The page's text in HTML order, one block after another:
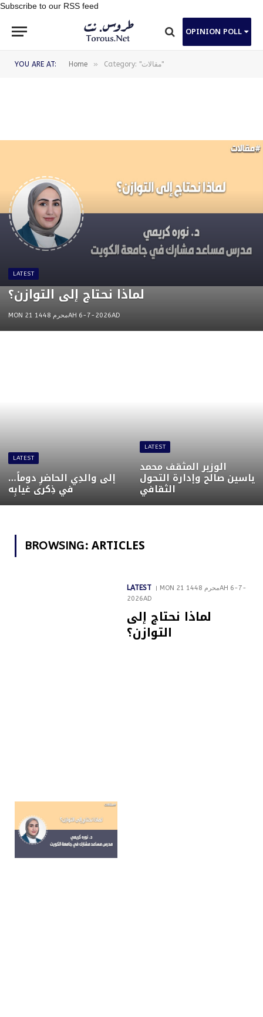
Subscribe to our RSS feed
OPINION POLL
YOU ARE AT: Home » Category: "مقالات"
LATEST
لماذا نحتاج إلى التوازن؟
MON 21 محرم 1448AH 6-7-2026AD
LATEST
إلى والدِي الحاضرِ دوماً…
في ذِكرى غيابِه
LATEST
الوزير المثقف محمد
ياسين صالح وإدارة التحول
الثقافي
BROWSING: ARTICLES
LATEST
MON 21 محرم 1448AH 6-7-
2026AD
لماذا نحتاج إلى
التوازن؟